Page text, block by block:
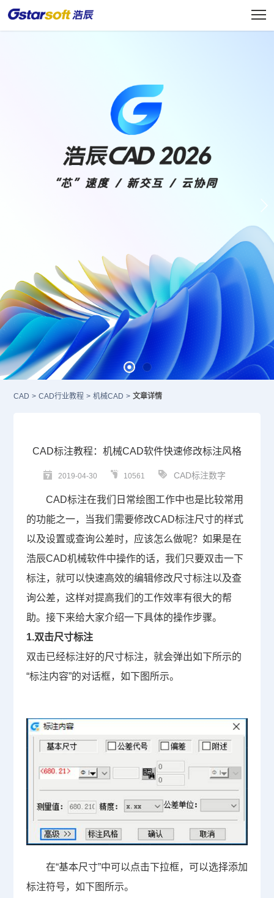
CAD > CAD行业教程 > 机械CAD > 文章详情
CAD标注教程：机械CAD软件快速修改标注风格
2019-04-30 10561 CAD标注数字
CAD标注在我们日常绘图工作中也是比较常用
的功能之一，当我们需要修改CAD标注尺寸的样式
以及设置或查询公差时，应该怎么做呢？如果是在
浩辰CAD机械软件中操作的话，我们只要双击一下
标注，就可以快速高效的编辑修改尺寸标注以及查
询公差，这样对提高我们的工作效率有很大的帮
助。接下来给大家介绍一下具体的操作步骤。
1.双击尺寸标注
双击已经标注好的尺寸标注，就会弹出如下所示的
“标注内容”的对话框，如下图所示。
在“基本尺寸”中可以点击下拉框，可以选择添加
标注符号，如下图所示。